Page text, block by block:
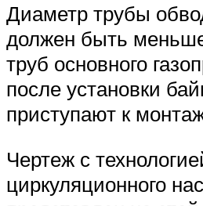
Диаметр трубы
должен быть
труб основного
после установки
приступают к
Чертеж с
циркуляционного